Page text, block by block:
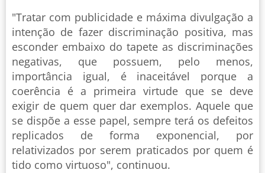
"Tratar com publicidade e máxima divulgação a
intenção de fazer discriminação positiva, mas
esconder embaixo do tapete as discriminações
negativas, que possuem, pelo menos,
importância igual, é inaceitável porque a
coerência é a primeira virtude que se deve
exigir de quem quer dar exemplos. Aquele que
se dispõe a esse papel, sempre terá os defeitos
replicados de forma exponencial, por
relativizados por serem praticados por quem é
tido como virtuoso", continuou.